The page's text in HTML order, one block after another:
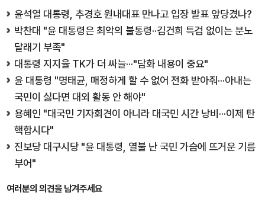
윤석열 대통령, 추경호 원내대표 만나고 입장 발표 앞당겼나?
박찬대 "윤 대통령은 최악의 불통령··김건희 특검 없이는 분노
달래기 부족"
대통령 지지율 TK가 더 싸늘···"담화 내용이 중요"
윤 대통령 "명태균, 매정하게 할 수 없어 전화 받아줘···아내는
국민이 싫다면 대외 활동 안 해야"
용혜인 "대국민 기자회견이 아니라 대국민 시간 낭비···이제 탄
핵합시다"
진보당 대구시당 "윤 대통령, 열불 난 국민 가슴에 뜨거운 기름
부어"
여러분의 의견을 남겨주세요